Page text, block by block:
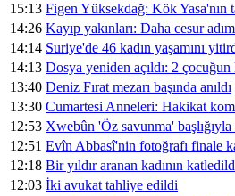
15:13 Figen Yüksekdağ: Kök Yasa'nın
14:26 Kayıp yakınları: Daha cesur
14:14 Suriye'de 46 kadın yaşamını
14:13 Dosya yeniden açıldı: 2
13:40 Deniz Fırat mezarı başında anıldı
13:30 Cumartesi Anneleri: Hakikat
12:53 Xwebûn 'Öz savunma' başlığıyla
12:51 Evîn Abbasî'nin fotoğrafı finale
12:18 Bir yıldır aranan kadının
12:03 İki avukat tahliye edildi